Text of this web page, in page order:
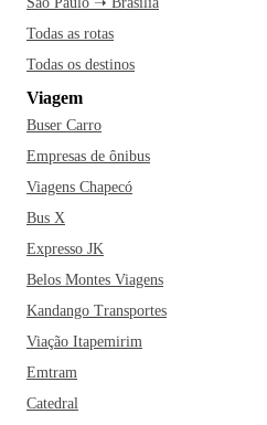
Todas as rotas
Todas os destinos
Viagem
Buser Carro
Empresas de ônibus
Viagens Chapecó
Bus X
Expresso JK
Belos Montes Viagens
Kandango Transportes
Viação Itapemirim
Emtram
Catedral